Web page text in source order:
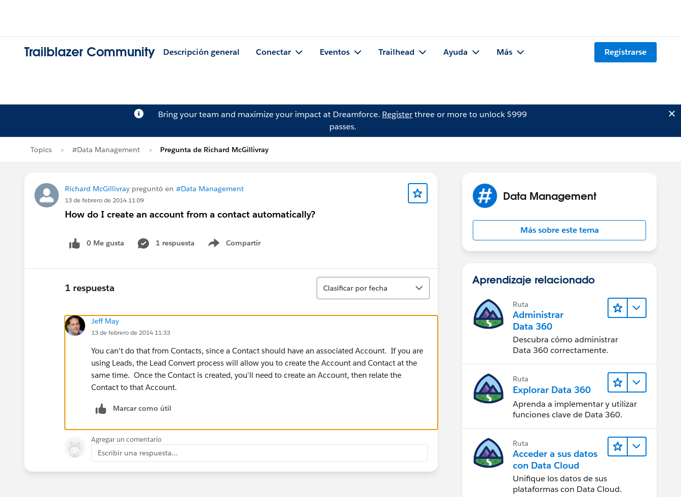
Trailblazer Community Descripción general Conectar Eventos Trailhead Ayuda Más Registrarse
Bring your team and maximize your impact at Dreamforce. Registerthree or more to unlock $999
passes.
Topics #Data Management Pregunta de Richard McGillivray
Richard McGillivray preguntó en #Data Management
13 de febrero de 2014 11:09
How do I create an account from a contact automatically?
0 Me gusta 1 respuesta Compartir
Show menu
1 respuesta
Ordenar
Clasificar por fecha
Jeff May
13 de febrero de 2014 11:33
You can't do that from Contacts, since a Contact should have an associated Account. If you are
using Leads, the Lead Convert process will allow you to create the Account and Contact at the
same time. Once the Contact is created, you'll need to create an Account, then relate the
Contact to that Account.
Marcar como útil
Agregar un comentario
Escribir una respuesta...
Data Management
Más sobre este tema
Aprendizaje relacionado
Ruta
Administrar
Data 360
Descubra cómo administrar
Data 360 correctamente.
Ruta
Explorar Data 360
Aprenda a implementar y utilizar
funciones clave de Data 360.
Ruta
Acceder a sus datos
con Data Cloud
Unifique los datos de sus
plataformas con Data Cloud.